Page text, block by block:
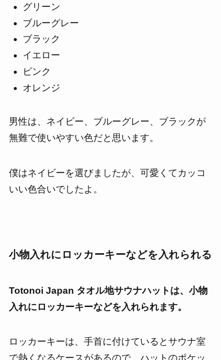
グリーン
ブルーグレー
ブラック
イエロー
ピンク
オレンジ
男性は、ネイビー、ブルーグレー、ブラックが
無難で使いやすい色だと思います。
僕はネイビーを選びましたが、可愛くてカッコ
いい色合いでしたよ。
小物入れにロッカーキーなどを入れられる
Totonoi Japan タオル地サウナハットは、小物
入れにロッカーキーなどを入れられます。
ロッカーキーは、手首に付けているとサウナ室